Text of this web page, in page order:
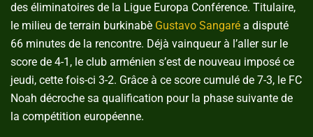
des éliminatoires de la Ligue Europa Conférence. Titulaire,
le milieu de terrain burkinabè Gustavo Sangaré a disputé
66 minutes de la rencontre. Déjà vainqueur à l’aller sur le
score de 4-1, le club arménien s’est de nouveau imposé ce
jeudi, cette fois-ci 3-2. Grâce à ce score cumulé de 7-3, le FC
Noah décroche sa qualification pour la phase suivante de
la compétition européenne.